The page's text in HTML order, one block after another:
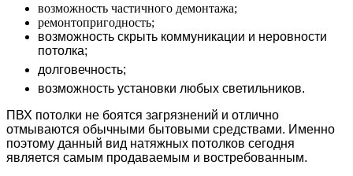
возможность частичного демонтажа;
ремонтопригодность;
возможность скрыть коммуникации и неровности
потолка;
долговечность;
возможность установки любых светильников.
ПВХ потолки не боятся загрязнений и отлично
отмываются обычными бытовыми средствами. Именно
поэтому данный вид натяжных потолков сегодня
является самым продаваемым и востребованным.